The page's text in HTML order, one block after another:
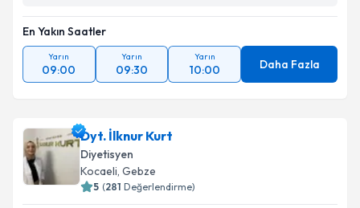
En Yakın Saatler
Yarın
09:00
Yarın
09:30
Yarın
10:00 Daha Fazla
Dyt. İlknur Kurt
Diyetisyen
Kocaeli, Gebze
5 (281 Değerlendirme)